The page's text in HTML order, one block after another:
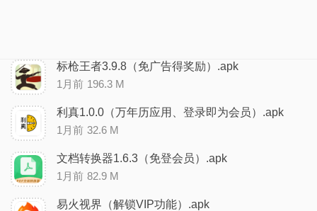
标枪王者3.9.8（免广告得奖励）.apk
1月前 196.3 M
利真1.0.0（万年历应用、登录即为会员）.apk
1月前 32.6 M
文档转换器1.6.3（免登会员）.apk
1月前 82.9 M
易火视界（解锁VIP功能）.apk